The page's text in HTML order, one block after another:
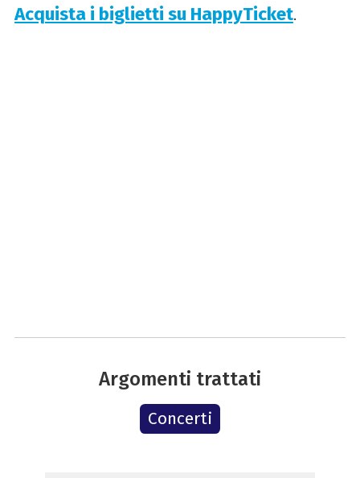
Acquista i biglietti su HappyTicket.
Argomenti trattati
Concerti